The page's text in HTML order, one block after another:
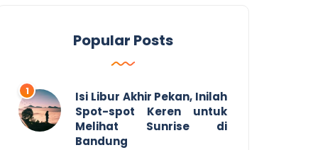
Popular Posts
Isi Libur Akhir Pekan, Inilah
Spot-spot Keren untuk
Melihat Sunrise di
Bandung